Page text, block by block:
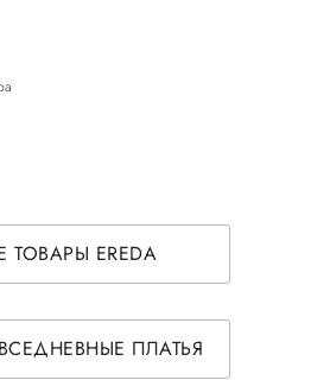
ТОВАРЫ EREDA
ПЛАТЬЯ